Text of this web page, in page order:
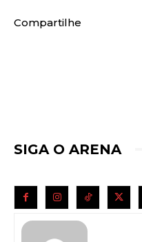
Compartilhe
SIGA O ARENA